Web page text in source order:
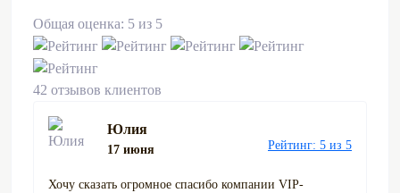
Общая оценка: 5 из 5
42 отзывов клиентов
Юлия
17 июня Рейтинг: 5 из 5
Хочу сказать огромное спасибо компании VIP-